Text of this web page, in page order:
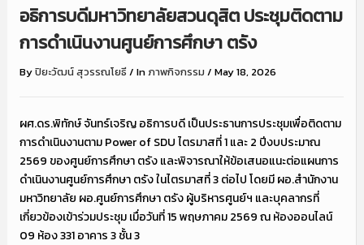
อธิการบดีมหาวิทยาลัยสวนดุสิต ประชุมติดตาม
การดำเนินงานศูนย์การศึกษา ตรัง
Byปิยะวัฒน์ สุวรรณโยธี/ Inภาพกิจกรรม / May 18, 2026
ผศ.ดร.พิทักษ์ จันทร์เจริญ อธิการบดี เป็นประธานการประชุมเพื่อติดตาม
การดำเนินงานตาม Power of SDU ไตรมาสที่ 1 และ 2 ปีงบประมาณ
2569 ของศูนย์การศึกษา ตรัง และพิจารณาให้ข้อเสนอแนะต่อแผนการ
ดำเนินงานศูนย์การศึกษา ตรัง ในไตรมาสที่ 3 ต่อไป โดยมี ผอ.สำนักงาน
มหาวิทยาลัย ผอ.ศูนย์การศึกษา ตรัง ผู้บริหารศูนย์ฯ และบุคลากรที่
เกี่ยวข้องเข้าร่วมประชุม เมื่อวันที่ 15 พฤษภาคม 2569 ณ ห้องออนไลน์
09 ห้อง 331 อาคาร 3 ชั้น 3